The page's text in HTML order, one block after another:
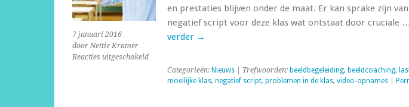
7 januari 2016
door Nettie Kramer
Reacties uitgeschakeldvoor
Mogelijkheden
en prestaties blijven onder de maat. Er kan sprake zijn
negatief script voor deze klas wat ontstaat door cruciale …
verder →
Categorieën: Nieuws| Trefwoorden: beeldbegeleiding, beeldcoaching,
moeilijke klas, negatief script, problemen in de klas, video-opnames|